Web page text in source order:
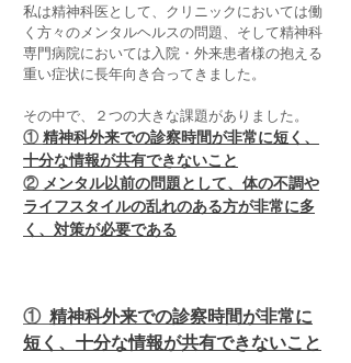
私は精神科医として、クリニックにおいては働
く方々のメンタルヘルスの問題、そして精神科
専門病院においては入院・外来患者様の抱える
重い症状に長年向き合ってきました。
その中で、２つの大きな課題がありました。
① 精神科外来での診察時間が非常に短く、
十分な情報が共有できないこと
② メンタル以前の問題として、体の不調や
ライフスタイルの乱れのある方が非常に多
く、対策が必要である
① 精神科外来での診察時間が非常に
短く、十分な情報が共有できないこと